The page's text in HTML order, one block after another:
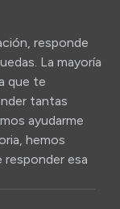
responde
La mayoría
que te
tantas
ayudarme
hemos
responder esa